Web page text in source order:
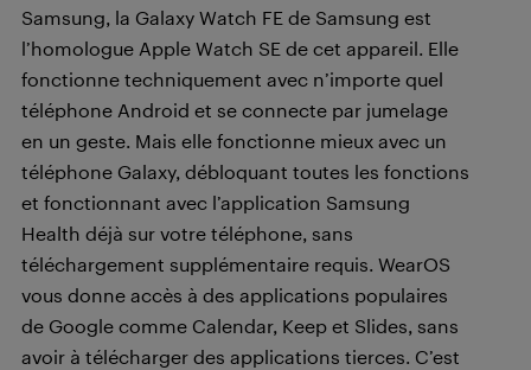
Samsung, la Galaxy Watch FE de Samsung est
l’homologue Apple Watch SE de cet appareil. Elle
fonctionne techniquement avec n’importe quel
téléphone Android et se connecte par jumelage
en un geste. Mais elle fonctionne mieux avec un
téléphone Galaxy, débloquant toutes les fonctions
et fonctionnant avec l’application Samsung
Health déjà sur votre téléphone, sans
téléchargement supplémentaire requis. WearOS
vous donne accès à des applications populaires
de Google comme Calendar, Keep et Slides, sans
avoir à télécharger des applications tierces. C’est